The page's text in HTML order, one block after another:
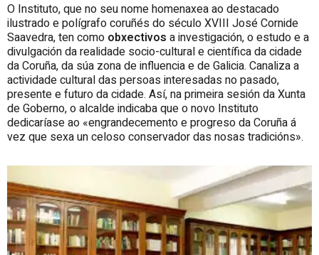
O Instituto, que no seu nome homenaxea ao destacado
ilustrado e polígrafo coruñés do século XVIII José Cornide
Saavedra, ten como obxectivos a investigación, o estudo e a
divulgación da realidade socio-cultural e científica da cidade
da Coruña, da súa zona de influencia e de Galicia. Canaliza a
actividade cultural das persoas interesadas no pasado,
presente e futuro da cidade. Así, na primeira sesión da Xunta
de Goberno, o alcalde indicaba que o novo Instituto
dedicaríase ao «engrandecemento e progreso da Coruña á
vez que sexa un celoso conservador das nosas tradicións».